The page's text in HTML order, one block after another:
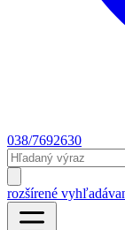
038/7692630
rozšírené